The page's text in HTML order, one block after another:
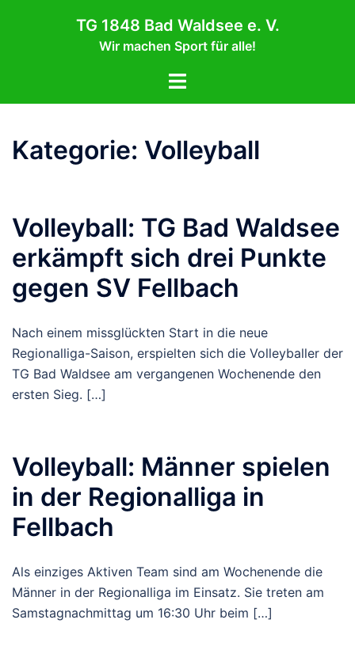
TG 1848 Bad Waldsee e. V.
Wir machen Sport für alle!
Menü
Kategorie: Volleyball
Volleyball: TG Bad Waldsee
erkämpft sich drei Punkte
gegen SV Fellbach
Nach einem missglückten Start in die neue
Regionalliga-Saison, erspielten sich die Volleyballer der
TG Bad Waldsee am vergangenen Wochenende den
ersten Sieg. […]
Volleyball: Männer spielen
in der Regionalliga in
Fellbach
Als einziges Aktiven Team sind am Wochenende die
Männer in der Regionalliga im Einsatz. Sie treten am
Samstagnachmittag um 16:30 Uhr beim […]